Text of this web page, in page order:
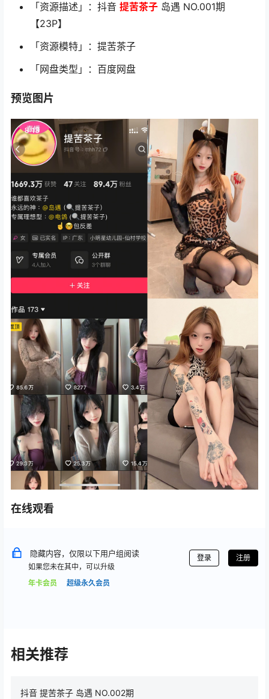
「资源描述」：抖音 提苦茶子 岛遇 NO.001期
【23P】
「资源模特」：提苦茶子
「网盘类型」：百度网盘
预览图片
在线观看
隐藏内容，仅限以下用户组阅读
如果您未在其中，可以升级
年卡会员
超级永久会员
登录 注册
相关推荐
抖音 提苦茶子 岛遇 NO.002期